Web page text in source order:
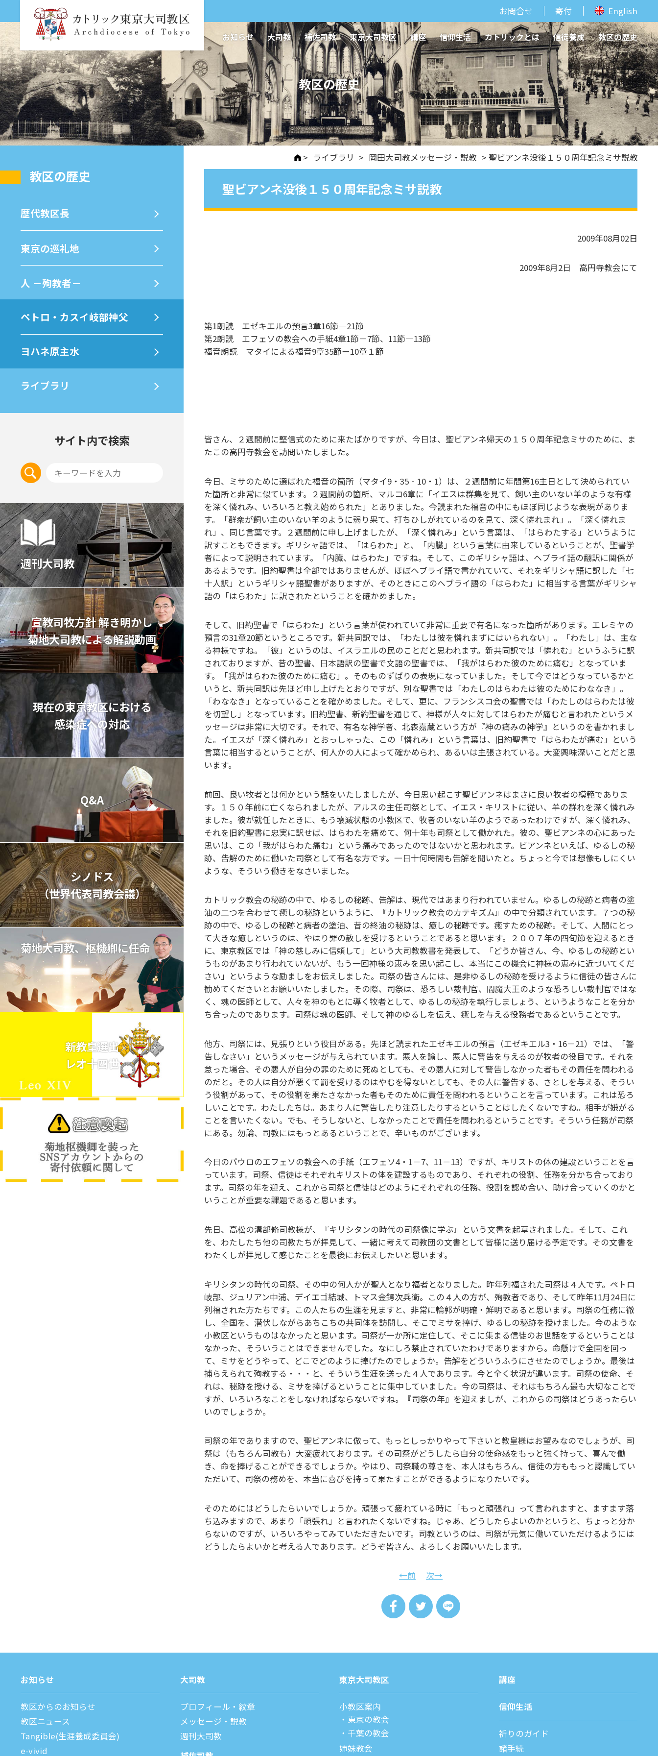
お問合せ 寄付 English
お知らせ 大司教 補佐司教 東京大司教区 講座 信仰生活 カトリックとは 信徒養成 教区の歴史
教区の歴史
> ライブラリ > 岡田大司教メッセージ・説教 > 聖ビアンネ没後１５０周年記念ミサ説教
聖ビアンネ没後１５０周年記念ミサ説教
2009年08月02日
2009年8月2日 高円寺教会にて
第1朗読 エゼキエルの預言3章16節―21節
第2朗読 エフェソの教会への手紙4章1節－7節、11節―13節
福音朗読 マタイによる福音9章35節ー10章１節
皆さん、２週間前に堅信式のために来たばかりですが、今日は、聖ビアンネ帰天の１５０周年記念ミサのために、ま
たこの高円寺教会を訪問いたしました。
今日、ミサのために選ばれた福音の箇所（マタイ9・35‐10・1）は、２週間前に年間第16主日として決められてい
た箇所と非常に似ています。２週間前の箇所、マルコ6章に「イエスは群集を見て、飼い主のいない羊のような有様
を深く憐れみ、いろいろと教え始められた」とありました。今読まれた福音の中にもほぼ同じような表現がありま
す。「群衆が飼い主のいない羊のように弱り果て、打ちひしがれているのを見て、深く憐れまれ」。「深く憐れま
れ」、同じ言葉です。２週間前に申し上げましたが、「深く憐れみ」という言葉は、「はらわたする」というように
訳すこともできます。ギリシャ語では、「はらわた」と、「内臓」という言葉に由来しているということが、聖書学
者によって説明されています。「内臓、はらわた」ですね。そして、このギリシャ語は、ヘブライ語の翻訳に関係が
あるようです。旧約聖書は全部ではありませんが、ほぼヘブライ語で書かれていて、それをギリシャ語に訳した「七
十人訳」というギリシャ語聖書がありますが、そのときにこのヘブライ語の「はらわた」に相当する言葉がギリシャ
語の「はらわた」に訳されたということを確かめました。
そして、旧約聖書で「はらわた」という言葉が使われていて非常に重要で有名になった箇所があります。エレミヤの
預言の31章20節というところです。新共同訳では、「わたしは彼を憐れまずにはいられない」。「わたし」は、主な
る神様ですね。「彼」というのは、イスラエルの民のことだと思われます。新共同訳では「憐れむ」というふうに訳
されておりますが、昔の聖書、日本語訳の聖書で文語の聖書では、「我がはらわた彼のために痛む」となっていま
す。「我がはらわた彼のために痛む」。そのものずばりの表現になっていました。そして今ではどうなっているかと
いうと、新共同訳は先ほど申し上げたとおりですが、別な聖書では「わたしのはらわたは彼のためにわななき」。
「わななき」となっていることを確かめました。そして、更に、フランシスコ会の聖書では「わたしのはらわたは彼
を切望し」となっています。旧約聖書、新約聖書を通じて、神様が人々に対してはらわたが痛むと言われたというメ
ッセージは非常に大切です。それで、有名な神学者、北森嘉蔵という方が『神の痛みの神学』というのを書かれまし
た。イエスが「深く憐れみ」とおっしゃった、この「憐れみ」という言葉は、旧約聖書で「はらわたが痛む」という
言葉に相当するということが、何人かの人によって確かめられ、あるいは主張されている。大変興味深いことだと思
います。
前回、良い牧者とは何かという話をいたしましたが、今日思い起こす聖ビアンネはまさに良い牧者の模範でありま
す。１５０年前に亡くなられましたが、アルスの主任司祭として、イエス・キリストに従い、羊の群れを深く憐れみ
ました。彼が就任したときに、もう壊滅状態の小教区で、牧者のいない羊のようであったわけですが、深く憐れみ、
それを旧約聖書に忠実に訳せば、はらわたを痛めて、何十年も司祭として働かれた。彼の、聖ビアンネの心にあった
思いは、この「我がはらわた痛む」という痛みであったのではないかと思われます。ビアンネといえば、ゆるしの秘
跡、告解のために働いた司祭として有名な方です。一日十何時間も告解を聞いたと。ちょっと今では想像もしにくい
ような、そういう働きをなさいました。
カトリック教会の秘跡の中で、ゆるしの秘跡、告解は、現代ではあまり行われていません。ゆるしの秘跡と病者の塗
油の二つを合わせて癒しの秘跡というように、『カトリック教会のカテキズム』の中で分類されています。７つの秘
跡の中で、ゆるしの秘跡と病者の塗油、昔の終油の秘跡は、癒しの秘跡です。癒すための秘跡。そして、人間にとっ
て大きな癒しというのは、やはり罪の赦しを受けるということであると思います。２００７年の四旬節を迎えるとき
に、東京教区では「神の慈しみに信頼して」という大司教教書を発表して、「どうか皆さん、今、ゆるしの秘跡とい
うものがあまり行われていないが、もう一回神様の恵みを思い起こし、本当にこの機会に神様の恵みに近づいてくだ
さい」というような励ましをお伝えしました。司祭の皆さんには、是非ゆるしの秘跡を受けるように信徒の皆さんに
勧めてくださいとお願いいたしました。その際、司祭は、恐ろしい裁判官、閻魔大王のような恐ろしい裁判官ではな
く、魂の医師として、人々を神のもとに導く牧者として、ゆるしの秘跡を執行しましょう、というようなことを分か
ち合ったのであります。司祭は魂の医師、そして神のゆるしを伝え、癒しを与える役務者であるということです。
他方、司祭には、見張りという役目がある。先ほど読まれたエゼキエルの預言（エゼキエル3・16－21）では、「警
告しなさい」というメッセージが与えられています。悪人を諭し、悪人に警告を与えるのが牧者の役目です。それを
怠った場合、その悪人が自分の罪のために死ぬとしても、その悪人に対して警告しなかった者もその責任を問われる
のだと。その人は自分が悪くて罰を受けるのはやむを得ないとしても、その人に警告する、さとしを与える、そうい
う役割があって、その役割を果たさなかった者もそのために責任を問われるということを言っています。これは恐ろ
しいことです。わたしたちは。あまり人に警告したり注意したりするということはしたくないですね。相手が嫌がる
ことを言いたくない。でも、そうしないと、しなかったことで責任を問われるということです。そういう任務が司祭
にある。勿論、司教にはもっとあるということで、辛いものがございます。
今日のパウロのエフェソの教会への手紙（エフェソ4・1－7、11－13）ですが、キリストの体の建設ということを言
っています。司祭、信徒はそれぞれキリストの体を建設するものであり、それぞれの役割、任務を分かち合っており
ます。司祭の年を迎え、これから司祭と信徒はどのようにそれぞれの任務、役割を認め合い、助け合っていくのかと
いうことが重要な課題であると思います。
先日、高松の溝部脩司教様が、『キリシタンの時代の司祭像に学ぶ』という文書を起草されました。そして、これ
を、わたしたち他の司教たちが拝見して、一緒に考えて司教団の文書として皆様に送り届ける予定です。その文書を
わたくしが拝見して感じたことを最後にお伝えしたいと思います。
キリシタンの時代の司祭、その中の何人かが聖人となり福者となりました。昨年列福された司祭は４人です。ペトロ
岐部、ジュリアン中浦、デイエゴ結城、トマス金鍔次兵衛。この４人の方が、殉教者であり、そして昨年11月24日に
列福された方たちです。この人たちの生涯を見ますと、非常に輪郭が明確・鮮明であると思います。司祭の任務に徹
し、全国を、潜伏しながらあちこちの共同体を訪問し、そこでミサを捧げ、ゆるしの秘跡を授けました。今のような
小教区というものはなかったと思います。司祭が一か所に定住して、そこに集まる信徒のお世話をするということは
なかった、そういうことはできませんでした。なにしろ禁止されていたわけでありますから。命懸けで全国を回っ
て、ミサをどうやって、どこでどのように捧げたのでしょうか。告解をどういうふうにさせたのでしょうか。最後は
捕らえられて殉教する・・・と、そういう生涯を送った４人であります。今と全く状況が違います。司祭の使命、そ
れは、秘跡を授ける、ミサを捧げるということに集中していました。今の司祭は、それはもちろん最も大切なことで
すが、いろいろなことをしなければならないですね。『司祭の年』を迎えましが、これからの司祭はどうあったらい
いのでしょうか。
司祭の年でありますので、聖ビアンネに倣って、もっとしっかりやって下さいと教皇様はお望みなのでしょうが、司
祭は（もちろん司教も）大変疲れております。その司祭がどうしたら自分の使命感をもっと強く持って、喜んで働
き、命を捧げることができるでしょうか。やはり、司祭職の尊さを、本人はもちろん、信徒の方ももっと認識してい
ただいて、司祭の務めを、本当に喜びを持って果たすことができるようになりたいです。
そのためにはどうしたらいいでしょうか。頑張って疲れている時に「もっと頑張れ」って言われますと、ますます落
ち込みますので、あまり「頑張れ」と言われたくないですね。じゃあ、どうしたらよいのかというと、ちょっと分か
らないのですが、いろいろやってみていただきたいです。司教というのは、司祭が元気に働いていただけるようには
どうしたらよいかと考える人であります。どうぞ皆さん、よろしくお願いいたします。
←前 次→
教区の歴史
歴代教区⻑
東京の巡礼地
⼈ －殉教者－
ペトロ・カスイ岐部神父
ヨハネ原主水
ライブラリ
サイト内で検索
週刊大司教
宣教司牧⽅針 解き明かし
菊地⼤司教による解説動画
現在の東京教区における
感染症への対応
Q&A
シノドス
（世界代表司教会議）
菊地大司教、枢機卿に任命
新教皇選出
レオ十四世
お知らせ
教区からのお知らせ
教区ニュース
Tangible(生涯養成委員会)
e-vivid
⼤司教
プロフィール・紋章
メッセージ・説教
週刊⼤司教
東京⼤司教区
⼩教区案内
東京の教会
千葉の教会
姉妹教会
講座
信仰⽣活
祈りのガイド
諸⼿続